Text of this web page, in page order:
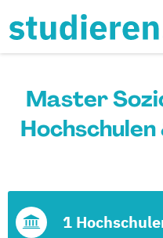
Master
1